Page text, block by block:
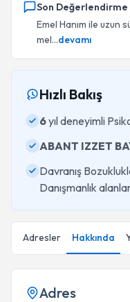
Son Değerlendirme
Emel Hanım ile uzun
mel...devamı
Hızlı Bakış
6yıl deneyimli
ABANT IZZET
Davranış
Danışmanlık
Adresler Hakkında
Adres